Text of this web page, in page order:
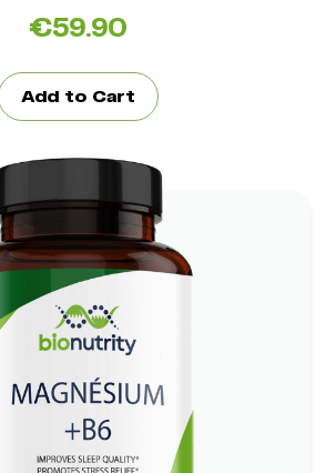
€59.90
Add to Cart
Magnesium +B6
für geistige Klarheit
Hilfe bei Stressbewältigung